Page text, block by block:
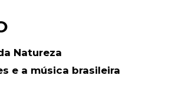
Natureza
e a música brasileira